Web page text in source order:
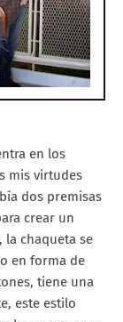
en los
mis virtudes
dos premisas
crear un
la chaqueta se
en forma de
tiene una
este estilo